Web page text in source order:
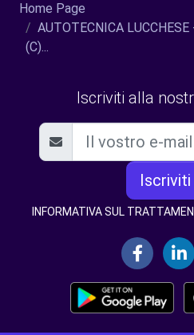
Home Page
AUTOTECNICA
(C)...
Iscriviti alla
INFORMATIVA SUL